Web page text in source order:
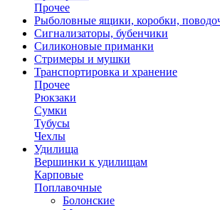
Прочее
Рыболовные ящики, коробки,
Сигнализаторы, бубенчики
Силиконовые приманки
Стримеры и мушки
Транспортировка и хранение
Прочее
Рюкзаки
Сумки
Тубусы
Чехлы
Удилища
Вершинки к удилищам
Карповые
Поплавочные
Болонские